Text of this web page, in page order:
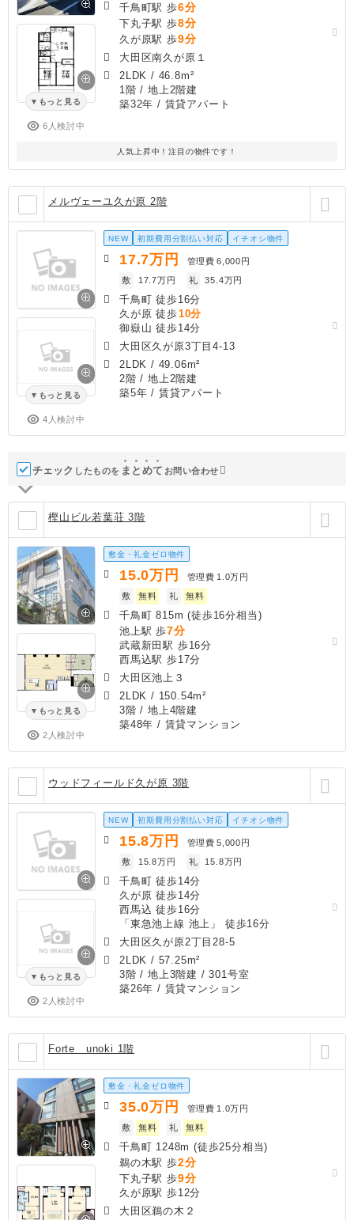
もっと見る
6人検討中
千鳥町駅 歩6分
下丸子駅 歩8分
久が原駅 歩9分
大田区南久が原１
2LDK / 46.8m²
1階 / 地上2階建
築32年 / 賃貸アパート
人気上昇中！注目の物件です！
メルヴェーユ久が原 2階
もっと見る
4人検討中
NEW 初期費用分割払い対応 イチオシ物件
17.7万円 管理費 6,000円
敷
17.7万円 礼 35.4万円
千鳥町 徒歩16分
久が原 徒歩10分
御嶽山 徒歩14分
大田区久が原3丁目4-13
2LDK / 49.06m²
2階 / 地上2階建
築5年 / 賃貸アパート
チェック したものを ま と めて お問い合わせ
樫山ビル若葉荘 3階
もっと見る
2人検討中
敷金・礼金ゼロ物件
15.0万円 管理費 1.0万円
敷
無料 礼 無料
千鳥町 815m (徒歩16分相当)
池上駅 歩7分
武蔵新田駅 歩16分
西馬込駅 歩17分
大田区池上３
2LDK / 150.54m²
3階 / 地上4階建
築48年 / 賃貸マンション
ウッドフィールド久が原 3階
もっと見る
2人検討中
NEW 初期費用分割払い対応 イチオシ物件
15.8万円 管理費 5,000円
敷
15.8万円 礼 15.8万円
千鳥町 徒歩14分
久が原 徒歩14分
西馬込 徒歩16分
「東急池上線 池上」 徒歩16分
大田区久が原2丁目28-5
2LDK / 57.25m²
3階 / 地上3階建 / 301号室
築26年 / 賃貸マンション
Forte unoki 1階
敷金・礼金ゼロ物件
35.0万円 管理費 1.0万円
敷
無料 礼 無料
千鳥町 1248m (徒歩25分相当)
鵜の木駅 歩2分
下丸子駅 歩9分
久が原駅 歩12分
大田区鵜の木２